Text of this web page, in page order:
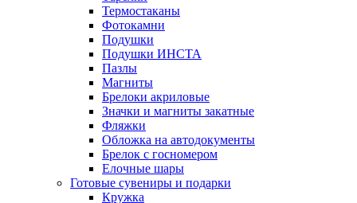
Термостаканы
Фотокамни
Подушки
Подушки ИНСТА
Пазлы
Магниты
Брелоки акриловые
Значки и магниты закатные
Фляжки
Обложка на автодокументы
Брелок с госномером
Елочные шары
Готовые сувениры и подарки
Кружка